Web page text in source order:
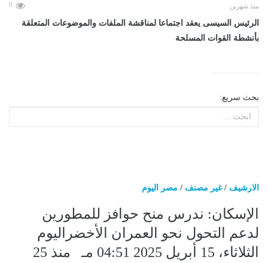
منذ شهرين 0
الرئيس السيسى يعقد اجتماعا لمناقشة الملفات والموضوعات المتعلقة
بأنشطة القوات المسلحة
بحث سريع:
الارشيف /غير مصنف / مصر اليوم
الإسكان: ندرس منح حوافز للمطورين
لدعم التحول نحو العمران الأخضراليوم
الثلاثاء، 15 أبريل 2025 04:51 مـ منذ 25